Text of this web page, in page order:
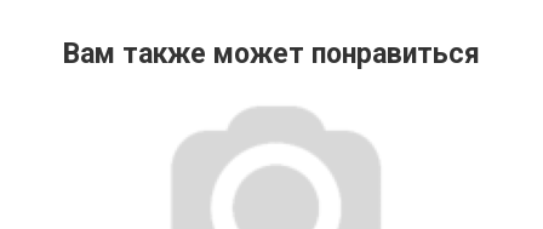
Вам также может понравиться